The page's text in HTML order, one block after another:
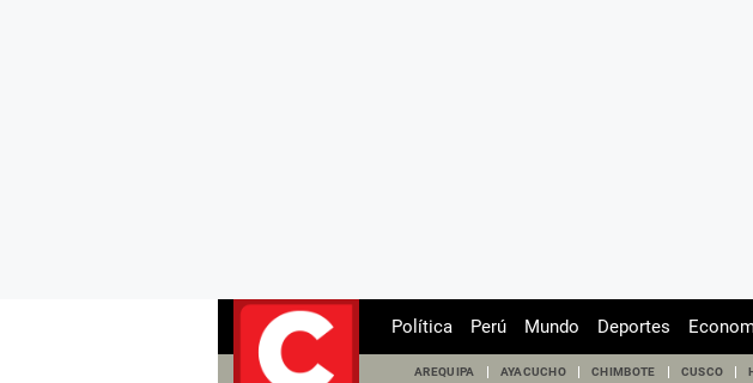
Política Perú Mundo Deportes
AREQUIPA AYACUCHO CHIMBOTE CUSCO